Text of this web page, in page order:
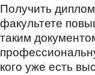
Получить
факультете
таким
кого уже есть